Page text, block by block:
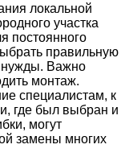
локальной
участка
постоянного
правильную
нужды. Важно
монтаж.
специалистам, к
где был выбран и
могут
замены многих